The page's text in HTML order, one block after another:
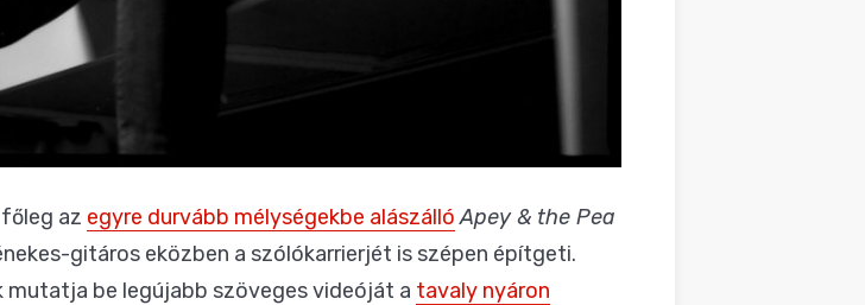
az egyre durvább mélységekbe alászálló Apey & the Pea
gitáros eközben a szólókarrierjét is szépen építgeti.
mutatja be legújabb szöveges videóját a tavaly nyáron